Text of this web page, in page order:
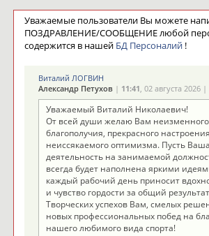
Уважаемые пользователи Вы можете
ПОЗДРАВЛЕНИЕ/СООБЩЕНИЕ любой
содержится в нашей БД Персоналий!
Виталий ЛОГВИН
Александр Петухов| 11:41, 02 августа 2026 |
Уважаемый Виталий Николаевич!
От всей души желаю Вам неизменного
благополучия, прекрасного
неиссякаемого оптимизма. Пусть Ваша
деятельность на занимаемой
всегда будет наполнена яркими
каждый рабочий день приносит
и чувство гордости за общий
Творческих успехов Вам, смелых
новых профессиональных побед на
нашего любимого вида спорта!